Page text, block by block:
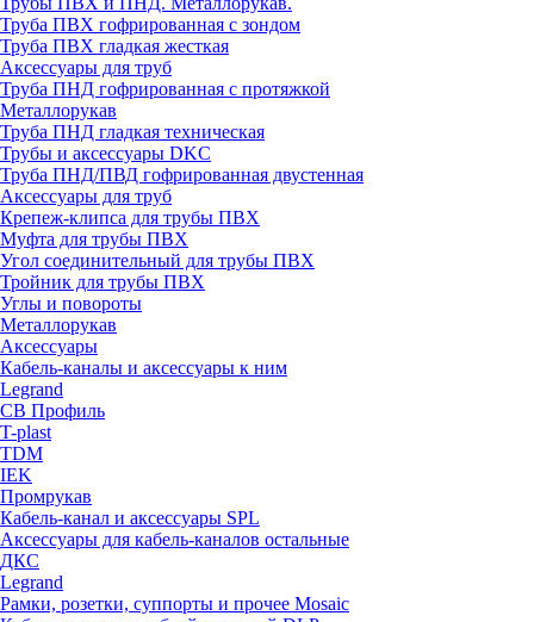
Труба ПВХ гофрированная с зондом
Труба ПВХ гладкая жесткая
Аксессуары для труб
Труба ПНД гофрированная с протяжкой
Металлорукав
Труба ПНД гладкая техническая
Трубы и аксессуары DKC
Труба ПНД/ПВД гофрированная двустенная
Аксессуары для труб
Крепеж-клипса для трубы ПВХ
Муфта для трубы ПВХ
Угол соединительный для трубы ПВХ
Тройник для трубы ПВХ
Углы и повороты
Металлорукав
Аксессуары
Кабель-каналы и аксессуары к ним
Legrand
СВ Профиль
T-plast
TDM
IEK
Промрукав
Кабель-канал и аксессуары SPL
Аксессуары для кабель-каналов остальные
ДКС
Legrand
Рамки, розетки, суппорты и прочее Mosaic